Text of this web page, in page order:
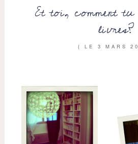
Et toi, comment
livres?
{ LE 3 MARS